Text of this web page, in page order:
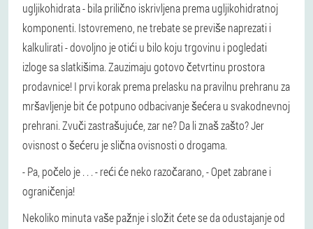
ugljikohidrata - bila prilično iskrivljena prema ugljikohidratnoj
komponenti. Istovremeno, ne trebate se previše naprezati i
kalkulirati - dovoljno je otići u bilo koju trgovinu i pogledati
izloge sa slatkišima. Zauzimaju gotovo četvrtinu prostora
prodavnice! I prvi korak prema prelasku na pravilnu prehranu za
mršavljenje bit će potpuno odbacivanje šećera u svakodnevnoj
prehrani. Zvuči zastrašujuće, zar ne? Da li znaš zašto? Jer
ovisnost o šećeru je slična ovisnosti o drogama.
- Pa, počelo je . . . - reći će neko razočarano, - Opet zabrane i
ograničenja!
Nekoliko minuta vaše pažnje i složit ćete se da odustajanje od